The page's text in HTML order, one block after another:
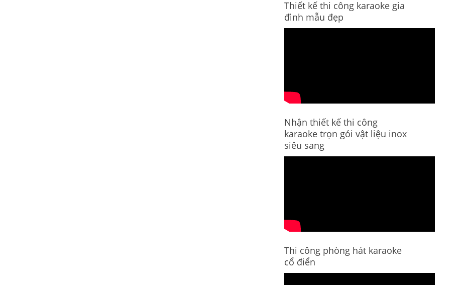
Thiết kế thi công karaoke gia
đình mẫu đẹp
Nhận thiết kế thi công
karaoke trọn gói vật liệu inox
siêu sang
Thi công phòng hát karaoke
cổ điển